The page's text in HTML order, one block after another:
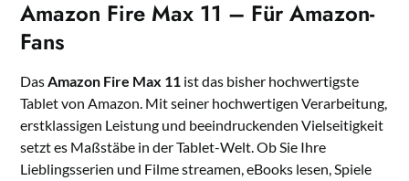
Amazon Fire Max 11 – Für Amazon-
Fans
DasAmazon Fire Max 11 ist das bisher hochwertigste
Tablet von Amazon. Mit seiner hochwertigen Verarbeitung,
erstklassigen Leistung und beeindruckenden Vielseitigkeit
setzt es Maßstäbe in der Tablet-Welt. Ob Sie Ihre
Lieblingsserien und Filme streamen, eBooks lesen, Spiele